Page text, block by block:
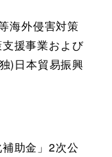
海外侵害対策
援事業および
)日本貿易振興
補助金」2次公